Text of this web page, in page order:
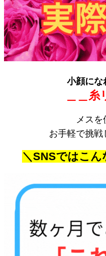
小顔にな
＿＿糸
メス
お手軽で挑戦
＼SNSではこ